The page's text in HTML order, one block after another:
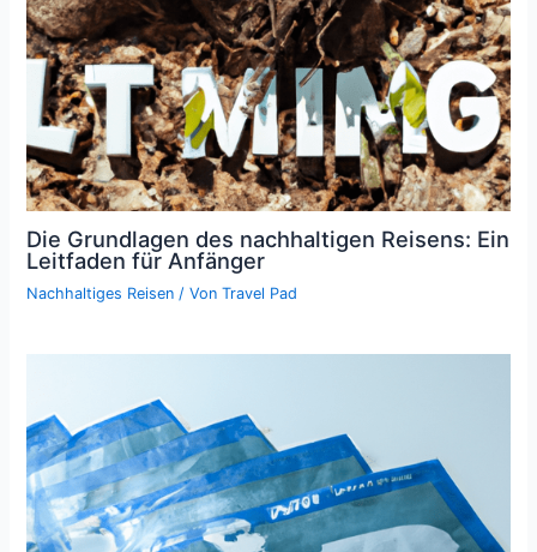
Die Grundlagen des nachhaltigen Reisens: Ein
Leitfaden für Anfänger
Nachhaltiges Reisen / VonTravel Pad